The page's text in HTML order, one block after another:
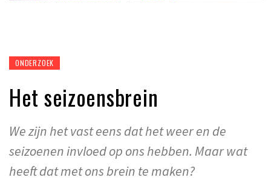
ONDERZOEK
Het seizoensbrein
We zijn het vast eens dat het weer en de
seizoenen invloed op ons hebben. Maar wat
heeft dat met ons brein te maken?